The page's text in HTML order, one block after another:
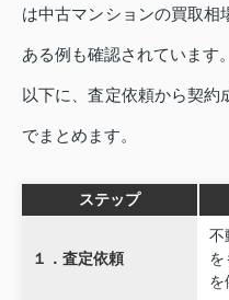
は中古マンションの買取相
ある例も確認されています。
以下に、査定依頼から契
でまとめます。
ステップ
１．査定依頼
不
を
を